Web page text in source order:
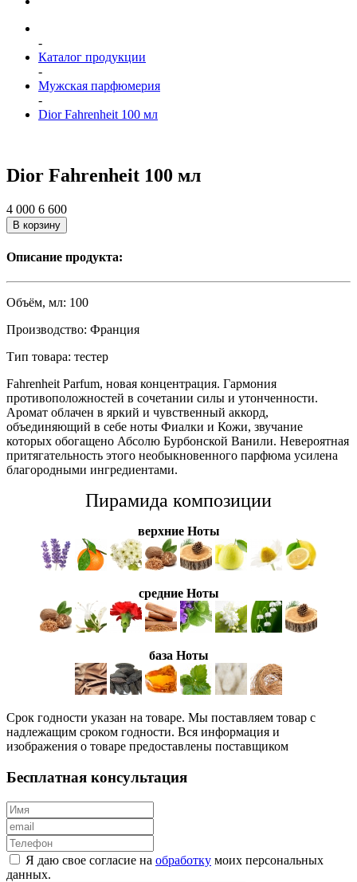
-
Каталог продукции
-
Мужская парфюмерия
-
Dior Fahrenheit 100 мл
Dior Fahrenheit 100 мл
4 000 6 600
В корзину
Описание продукта:
Объём, мл: 100
Производство: Франция
Тип товара: тестер
Fahrenheit Parfum, новая концентрация. Гармония
противоположностей в сочетании силы и утонченности.
Аромат облачен в яркий и чувственный аккорд,
объединяющий в себе ноты Фиалки и Кожи, звучание
которых обогащено Абсолю Бурбонской Ванили. Невероятная
притягательность этого необыкновенного парфюма усилена
благородными ингредиентами.
Пирамида композиции
верхние Ноты
средние Ноты
база Ноты
Срок годности указан на товаре. Мы поставляем товар с
надлежащим сроком годности. Вся информация и
изображения о товаре предоставлены поставщиком
Бесплатная консультация
Я даю свое согласие на обработку моих персональных
данных.